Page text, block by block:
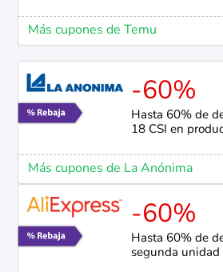
Más cupones de Temu
-60%
Hasta 60% de
18 CSI en
Más cupones de La Anónima
-60%
Hasta 60% de
segunda unidad